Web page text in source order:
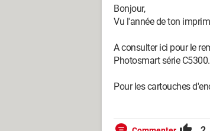
Bonjour,
Vu l'année de ton
A consulter ici pour le
Photosmart série
Pour les cartouches